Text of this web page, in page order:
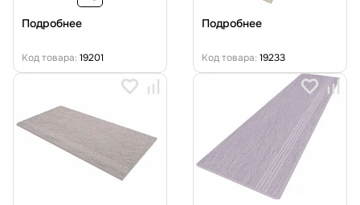
Подробнее
Код товара: 19201
Подробнее
Код товара: 19233